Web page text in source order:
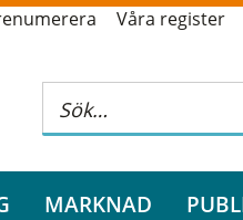
Våra register
MARKNAD